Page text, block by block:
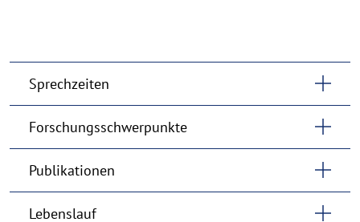
Sprechzeiten
Forschungsschwerpunkte
Publikationen
Lebenslauf